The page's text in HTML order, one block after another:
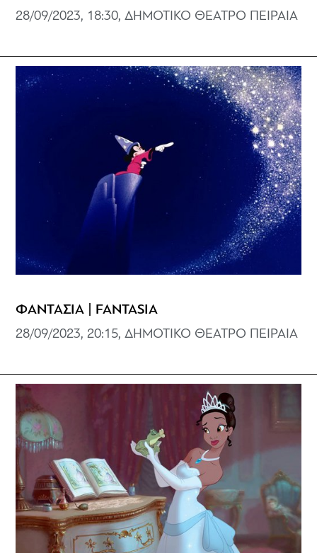
28/09/2023, 18:30, ΔΗΜΟΤΙΚΟ ΘΕΑΤΡΟ ΠΕΙΡΑΙΑ
ΦΑΝΤΑΣΙΑ | FANTASIA
28/09/2023, 20:15, ΔΗΜΟΤΙΚΟ ΘΕΑΤΡΟ ΠΕΙΡΑΙΑ